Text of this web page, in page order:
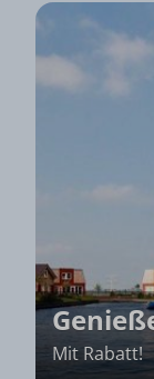
Mit Rabatt!